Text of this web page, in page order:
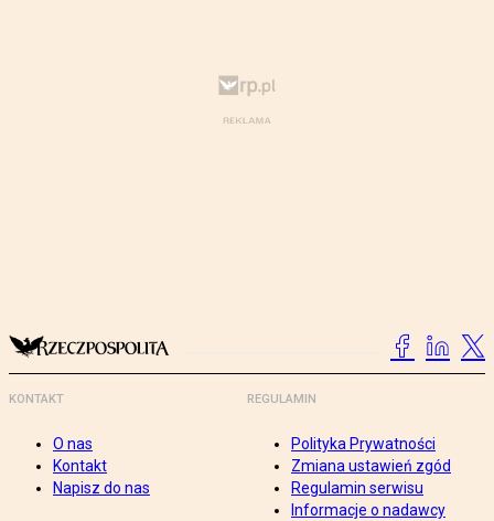
KONTAKT
O nas
Kontakt
Napisz do nas
REGULAMIN
Polityka Prywatności
Zmiana ustawień zgód
Regulamin serwisu
Informacje o nadawcy